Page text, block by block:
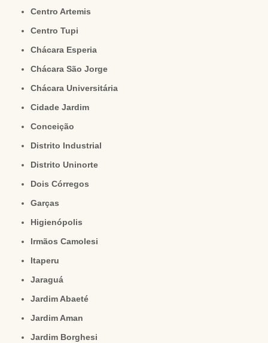
Centro Artemis
Centro Tupi
Chácara Esperia
Chácara São Jorge
Chácara Universitária
Cidade Jardim
Conceição
Distrito Industrial
Distrito Uninorte
Dois Córregos
Garças
Higienópolis
Irmãos Camolesi
Itaperu
Jaraguá
Jardim Abaeté
Jardim Aman
Jardim Borghesi